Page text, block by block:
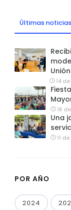
Últimas noticias
Unión
14
18
Una
11
POR AÑO
2024